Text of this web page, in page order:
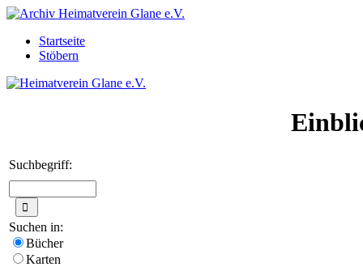
Startseite
Stöbern
Suchbegriff:
Suchen in:
Bücher
Karten